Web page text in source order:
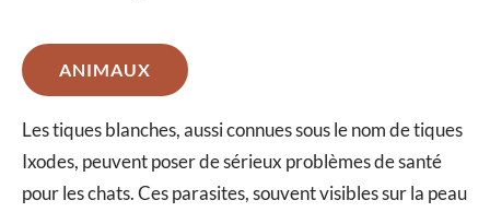
ANIMAUX
Les tiques blanches, aussi connues sous le nom de tiques
Ixodes, peuvent poser de sérieux problèmes de santé
pour les chats. Ces parasites, souvent visibles sur la peau